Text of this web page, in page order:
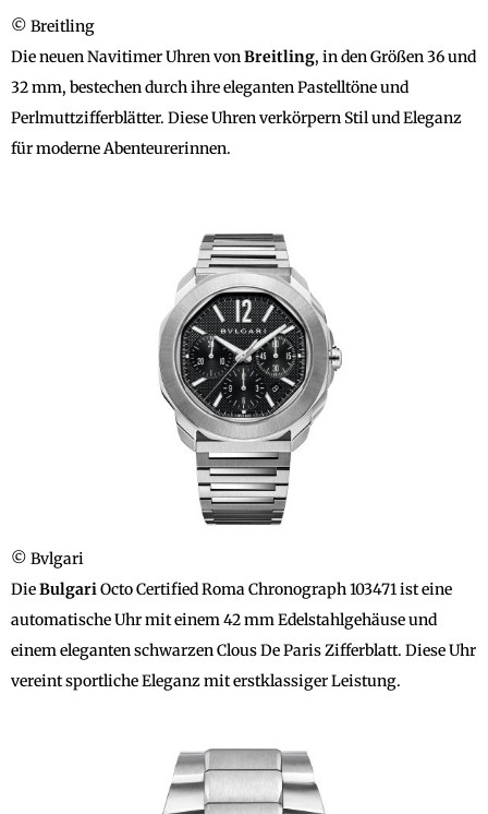
© Breitling
Die neuen Navitimer Uhren vonBreitling, in den Größen 36 und
32 mm, bestechen durch ihre eleganten Pastelltöne und
Perlmuttzifferblätter. Diese Uhren verkörpern Stil und Eleganz
für moderne Abenteurerinnen.
© Bvlgari
DieBulgariOcto Certified Roma Chronograph 103471 ist eine
automatische Uhr mit einem 42 mm Edelstahlgehäuse und
einem eleganten schwarzen Clous De Paris Zifferblatt. Diese Uhr
vereint sportliche Eleganz mit erstklassiger Leistung.